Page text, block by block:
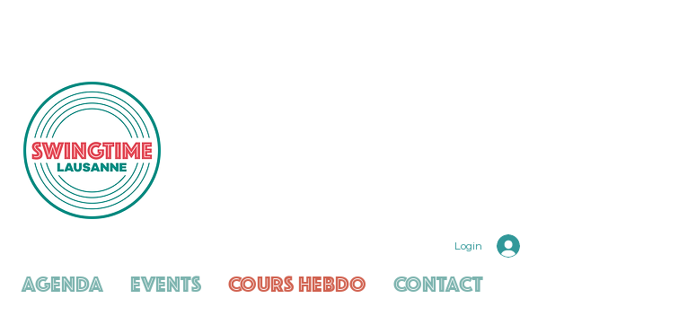
Login
Agenda Events Cours hebdo Contact